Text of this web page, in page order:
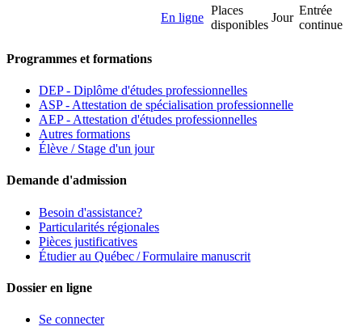
En ligne
Places
disponibles
Jour
Entrée
continue
Programmes et formations
DEP - Diplôme d'études professionnelles
ASP - Attestation de spécialisation professionnelle
AEP - Attestation d'études professionnelles
Autres formations
Élève / Stage d'un jour
Demande d'admission
Besoin d'assistance?
Particularités régionales
Pièces justificatives
Étudier au Québec / Formulaire manuscrit
Dossier en ligne
Se connecter